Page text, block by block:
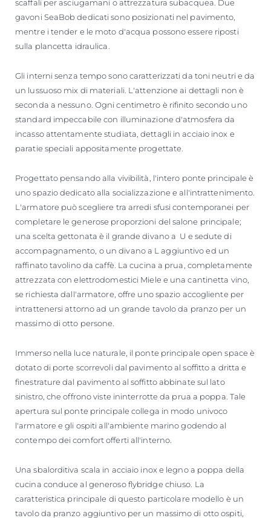
scaffali per asciugamani o attrezzatura subacquea. Due
gavoni SeaBob dedicati sono posizionati nel pavimento,
mentre i tender e le moto d'acqua possono essere riposti
sulla plancetta idraulica.
Gli interni senza tempo sono caratterizzati da toni neutri e da
un lussuoso mix di materiali. L'attenzione ai dettagli non è
seconda a nessuno. Ogni centimetro è rifinito secondo uno
standard impeccabile con illuminazione d'atmosfera da
incasso attentamente studiata, dettagli in acciaio inox e
paratie speciali appositamente progettate.
Progettato pensando alla vivibilità, l'intero ponte principale è
uno spazio dedicato alla socializzazione e all'intrattenimento.
L'armatore può scegliere tra arredi sfusi contemporanei per
completare le generose proporzioni del salone principale;
una scelta gettonata è il grande divano a U e sedute di
accompagnamento, o un divano a L aggiuntivo ed un
raffinato tavolino da caffè. La cucina a prua, completamente
attrezzata con elettrodomestici Miele e una cantinetta vino,
se richiesta dall'armatore, offre uno spazio accogliente per
intrattenersi attorno ad un grande tavolo da pranzo per un
massimo di otto persone.
Immerso nella luce naturale, il ponte principale open space è
dotato di porte scorrevoli dal pavimento al soffitto a dritta e
finestrature dal pavimento al soffitto abbinate sul lato
sinistro, che offrono viste ininterrotte da prua a poppa. Tale
apertura sul ponte principale collega in modo univoco
l'armatore e gli ospiti all'ambiente marino godendo al
contempo dei comfort offerti all'interno.
Una sbalorditiva scala in acciaio inox e legno a poppa della
cucina conduce al generoso flybridge chiuso. La
caratteristica principale di questo particolare modello è un
tavolo da pranzo aggiuntivo per un massimo di otto ospiti,